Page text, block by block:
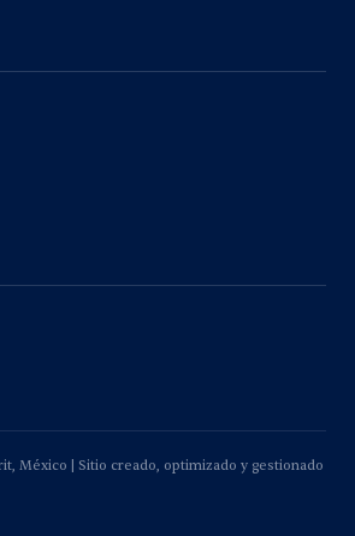
México | Sitio creado, optimizado y gestionado